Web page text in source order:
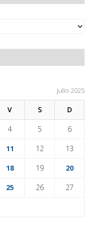
julio 2025
V S D
4 5 6
11 12 13
18 19 20
25 26 27